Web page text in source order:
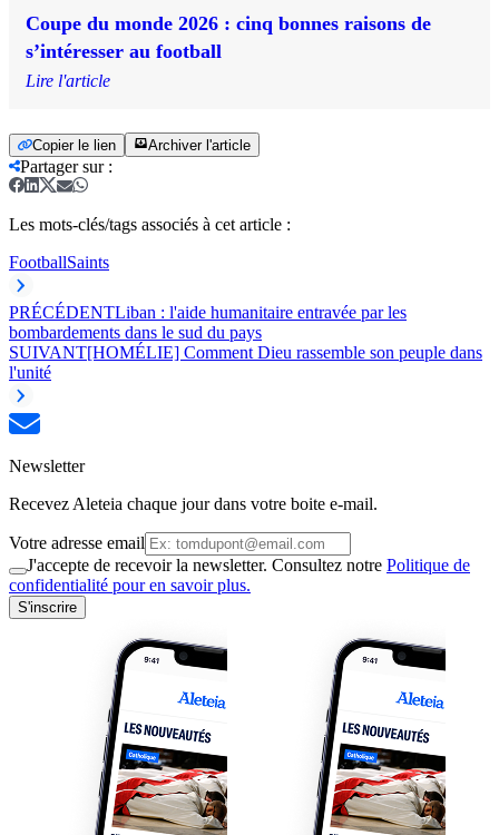
Coupe du monde 2026 : cinq bonnes raisons de
s’intéresser au football
Lire l'article
Copier le lien Archiver l'article
Partager sur:
Les mots-clés/tags associés à cet article :
FootballSaints
PRÉCÉDENTLiban : l'aide humanitaire entravée par les
bombardements dans le sud du pays
SUIVANT[HOMÉLIE] Comment Dieu rassemble son peuple dans
l'unité
Newsletter
Recevez Aleteia chaque jour dans votre boite e-mail.
Votre adresse email
J'accepte de recevoir la newsletter. Consultez notre Politique de
confidentialité pour en savoir plus.
S'inscrire